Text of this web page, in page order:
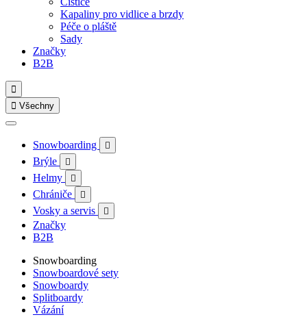
Kapaliny pro vidlice a brzdy
Péče o pláště
Sady
Značky
B2B

 Všechny
Snowboarding 
Brýle 
Helmy 
Chrániče 
Vosky a servis 
Značky
B2B
Snowboarding
Snowboardové sety
Snowboardy
Splitboardy
Vázání